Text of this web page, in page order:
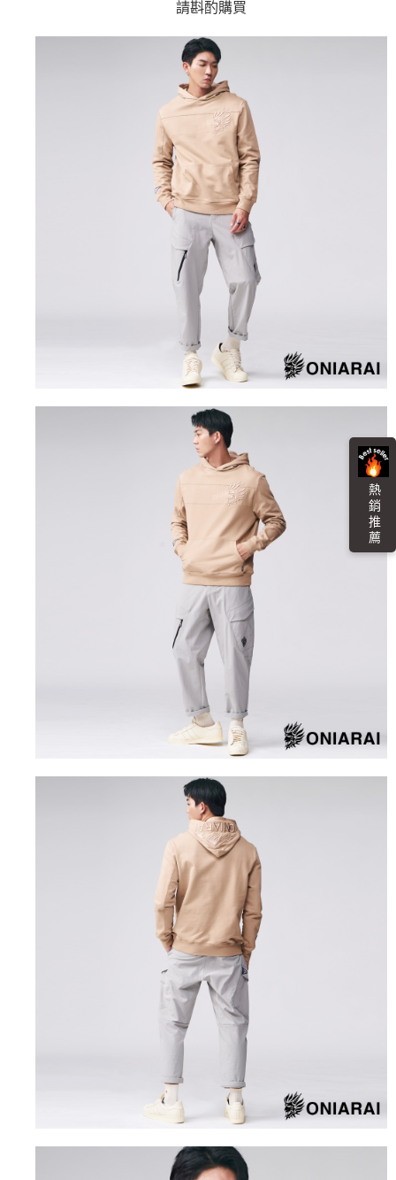
熱 銷 推 薦
消。如遇「轉專審核」未通過狀況，表示未達大哥付你分期系統評分，恕無
【繳款方式說明】
1.分期款項不併入電信帳單，「大哥付你分期」於每月結算日後寄送繳費提
2.透過簡訊連結打開帳單後，可選擇「超商條碼／台灣大直營門市／銀行轉
帳／街口支付／iPASS MONEY」等通路繳費。
1.本服務係由「台灣大哥大股份有限公司」（以下簡稱本公司）所提供，讓
用戶於交易時，得透過本服務購買商品或服務，並由商店將買賣／分期付款
買賣價金債權讓與本公司後，依約使用本公司帳單繳交帳款。
2.基於同意付款使用「大哥付你分期」之契約關係目的，商店將以您的個人
資料（包含姓名、電話或地址）提供予台灣大哥大進項蒐集、處理及利用，
由本公司與您本人進行分期帳單所需資料之確認、核對及更正。
3.完整用戶服務條款，請詳閱以下連結：https://oppay.tw/userRule
２．便利：只要手機號碼，簡訊認證，即可結帳。
【「AFTEE先享後付」結帳流程】
１．於結帳方式選擇「AFTEE先享後付」後，將跳轉至「AFTEE先享後付」
結帳頁面，進行簡訊認證並確認金額後，即可完成結帳。
２．訂單成立數日內，您將收到繳費通知簡訊。
３．收到繳費通知簡訊後14天內，點擊此簡訊中的連結，可透過四大超商／
ATM／網路銀行／等多元方式進行付款，方視為交易完成。
※ 請注意：結帳手續完成當下不需立刻繳費，但若您需要取消訂單，請聯絡
購買商品的店家。未經商家同意取消之訂單仍視為有效，需透過AFTEE先享
※ 交易是否成功請以「AFTEE先享後付 」之結帳頁面顯示為準，若有關於
是否繳費成功／繳費後需取消欲退款等相關疑問，請聯繫「AFTEE先享後付
https://netprotections.freshdesk.com/support/home
１．透過由恩沛科技股份有限公司提供之「AFTEE先享後付」服務完成之交
易，需依本服務之必要範圍內提供個人資料，並將交易相關給付款項請求債
２．關於個人資料處理事宜，請瀏覽以下網址：
３．未成年的使用者請事先徵得法定代理人或監護人之同意方可使用
「AFTEE先享後付」，若未經同意申辦者引起之損失，本公司不負相關責
４．使用「AFTEE先享後付」時，將依據個別帳號之用戶狀況，依本公司即
時審查核予不同之上限額度；若仍有額度不足之情形，本公司將視審查結果
５．嚴禁一人註冊多個帳號或使用他人資訊註冊。若發現惡意使用之情形，
恩沛科技股份有限公司將有權停止該用戶之使用額度並採取法律行動。
全家取貨付款
每筆NT$80，滿NT$888(含以上)免運費
每筆NT$80，滿NT$888(含以上)免運費
每筆NT$60，滿NT$3,000(含以上)免運費
每筆NT$60，滿NT$3,000(含以上)免運費
每筆NT$80，滿NT$3,000(含以上)免運費
每筆NT$80，滿NT$3,000(含以上)免運費
請斟酌購買